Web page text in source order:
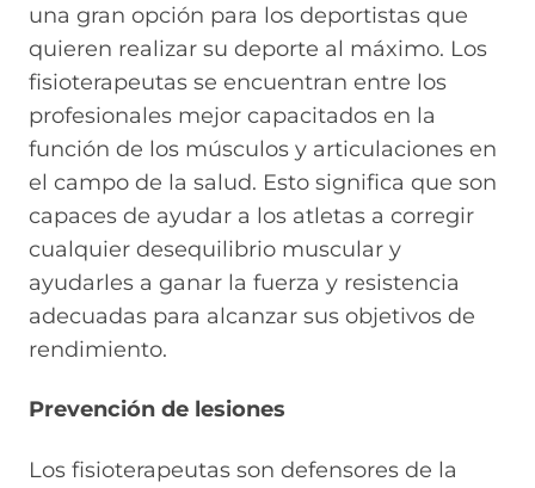
una gran opción para los deportistas que
quieren realizar su deporte al máximo. Los
fisioterapeutas se encuentran entre los
profesionales mejor capacitados en la
función de los músculos y articulaciones en
el campo de la salud. Esto significa que son
capaces de ayudar a los atletas a corregir
cualquier desequilibrio muscular y
ayudarles a ganar la fuerza y resistencia
adecuadas para alcanzar sus objetivos de
rendimiento.
Prevención de lesiones
Los fisioterapeutas son defensores de la